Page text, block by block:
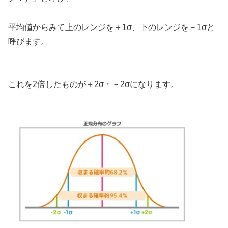
平均値からみて上のレンジを＋1σ、下のレンジを－1σと
呼びます。
これを2倍したものが＋2σ・－2σになります。